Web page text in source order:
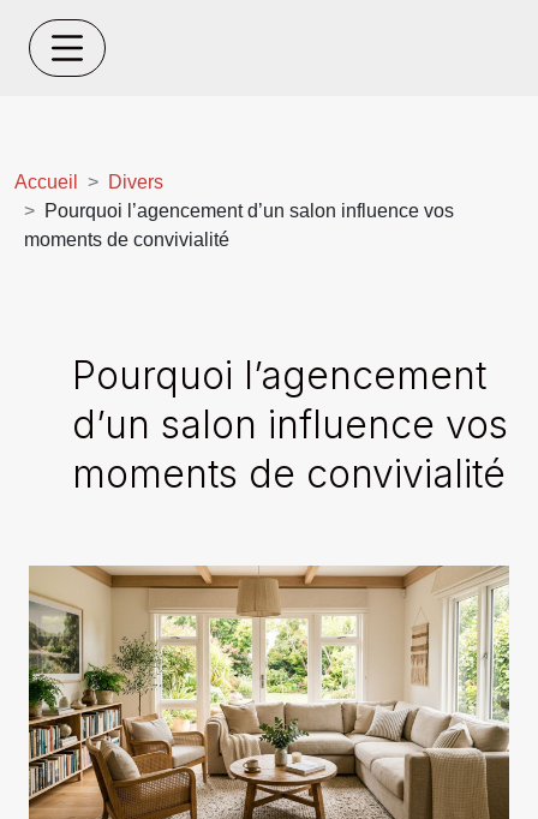
Accueil
Divers
Pourquoi l’agencement d’un salon influence vos
moments de convivialité
Pourquoi l’agencement
d’un salon influence vos
moments de convivialité